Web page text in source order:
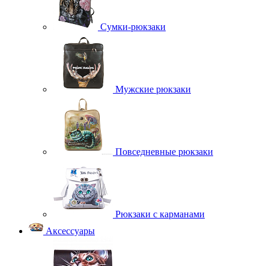
Сумки-рюкзаки
Мужские рюкзаки
Повседневные рюкзаки
Рюкзаки с карманами
Аксессуары